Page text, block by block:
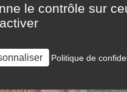
le contrôle sur
Politique de